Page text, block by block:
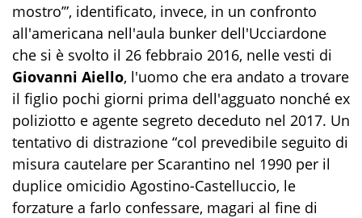
mostro’”, identificato, invece, in un confronto
all'americana nell'aula bunker dell'Ucciardone
che si è svolto il 26 febbraio 2016, nelle vesti di
Giovanni Aiello, l'uomo che era andato a trovare
il figlio pochi giorni prima dell'agguato nonché ex
poliziotto e agente segreto deceduto nel 2017. Un
tentativo di distrazione “col prevedibile seguito di
misura cautelare per Scarantino nel 1990 per il
duplice omicidio Agostino-Castelluccio, le
forzature a farlo confessare, magari al fine di